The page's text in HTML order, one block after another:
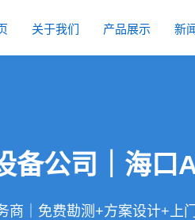
关于我们 产品展示 新
备公司｜海口
商｜免费勘测+方案设计+上